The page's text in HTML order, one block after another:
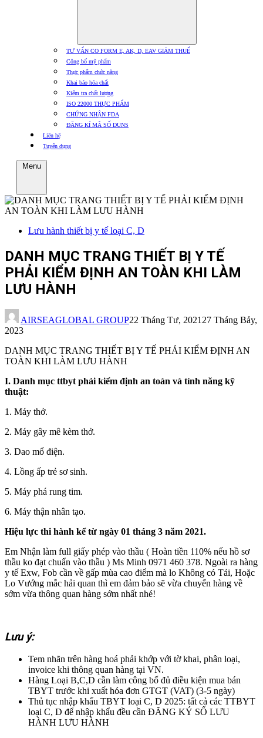
TƯ VẤN CO FORM E, AK, D, EAV GIẢM THUẾ
Công bố mỹ phẩm
Thực phẩm chức năng
Khai báo hóa chất
Kiểm tra chất lượng
ISO 22000 THỰC PHẨM
CHỨNG NHẬN FDA
ĐĂNG KÍ MÃ SỐ DUNS
Liên hệ
Tuyển dụng
Menu
Lưu hành thiết bị y tế loại C, D
DANH MỤC TRANG THIẾT BỊ Y TẾ
PHẢI KIỂM ĐỊNH AN TOÀN KHI LÀM
LƯU HÀNH
AIRSEAGLOBAL GROUP22 Tháng Tư, 2021 27 Tháng Bảy,
2023
DANH MỤC TRANG THIẾT BỊ Y TẾ PHẢI KIỂM ĐỊNH AN
TOÀN KHI LÀM LƯU HÀNH
I. Danh mục ttbyt phải kiểm định an toàn và tính năng kỹ
thuật:
1. Máy thở.
2. Máy gây mê kèm thở.
3. Dao mổ điện.
4. Lồng ấp trẻ sơ sinh.
5. Máy phá rung tim.
6. Máy thận nhân tạo.
Hiệu lực thi hành kể từ ngày 01 tháng 3 năm 2021.
Em Nhận làm full giấy phép vào thầu ( Hoàn tiền 110% nếu hồ sơ
thầu ko đạt chuẩn vào thầu ) Ms Minh 0971 460 378. Ngoài ra hàng
y tế Exw, Fob cần về gấp mùa cao điểm mà lo Không có Tải, Hoặc
Lo Vướng mắc hải quan thì em đảm bảo sẽ vừa chuyển hàng về
sớm vừa thông quan hàng sớm nhất nhé!
Lưu ý:
Tem nhãn trên hàng hoá phải khớp với tờ khai, phân loại,
invoice khi thông quan hàng tại VN.
Hàng Loại B,C,D cần làm công bố đủ điều kiện mua bán
TBYT trước khi xuất hóa đơn GTGT (VAT) (3-5 ngày)
Thủ tục nhập khẩu TBYT loại C, D 2025: tất cả các TTBYT
loại C, D để nhập khẩu đều cần ĐĂNG KÝ SỐ LƯU
HÀNH LƯU HÀNH